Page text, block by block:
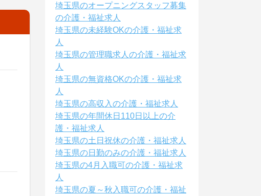
埼玉県のオープニングスタッフ募集
の介護・福祉求人
埼玉県の未経験OKの介護・福祉求
人
埼玉県の管理職求人の介護・福祉求
人
埼玉県の無資格OKの介護・福祉求
人
埼玉県の高収入の介護・福祉求人
埼玉県の年間休日110日以上の介
護・福祉求人
埼玉県の土日祝休の介護・福祉求人
埼玉県の日勤のみの介護・福祉求人
埼玉県の4月入職可の介護・福祉求
人
埼玉県の夏～秋入職可の介護・福祉